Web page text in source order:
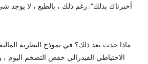
أخبرناك بذلك”. رغم ذلك ، بالطبع ، لا يوجد
ماذا حدث بعد ذلك؟ في نموذج النظرية
الاحتياطي الفيدرالي خفض التضخم